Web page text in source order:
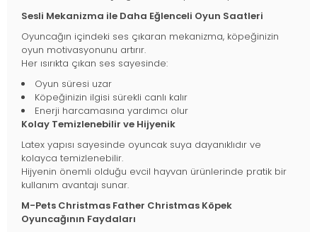
Sesli Mekanizma ile Daha Eğlenceli Oyun Saatleri
Oyuncağın içindeki ses çıkaran mekanizma, köpeğinizin
oyun motivasyonunu artırır.
Her ısırıkta çıkan ses sayesinde:
Oyun süresi uzar
Köpeğinizin ilgisi sürekli canlı kalır
Enerji harcamasına yardımcı olur
Kolay Temizlenebilir ve Hijyenik
Latex yapısı sayesinde oyuncak suya dayanıklıdır ve
kolayca temizlenebilir.
Hijyenin önemli olduğu evcil hayvan ürünlerinde pratik bir
kullanım avantajı sunar.
M-Pets Christmas Father Christmas Köpek
Oyuncağının Faydaları